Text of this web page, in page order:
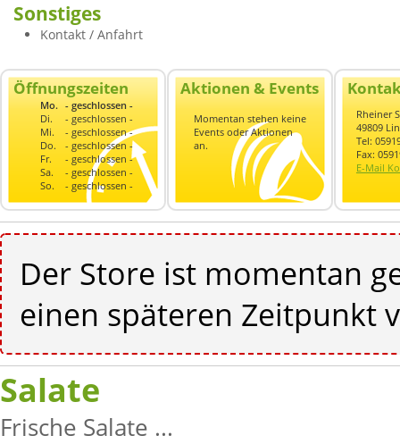
Sonstiges
Kontakt / Anfahrt
Öffnungszeiten
Mo. - geschlossen -
Di.
- geschlossen -
Mi.
- geschlossen -
Do.
- geschlossen -
Fr.
- geschlossen -
Sa.
- geschlossen -
So.
- geschlossen -
Aktionen & Events
Momentan stehen keine
Events oder Aktionen
an.
Rheiner
49809
Tel:
Fax:
E-Mail
Der Store ist momentan
einen späteren Zeitpunkt
Salate
Frische Salate ...